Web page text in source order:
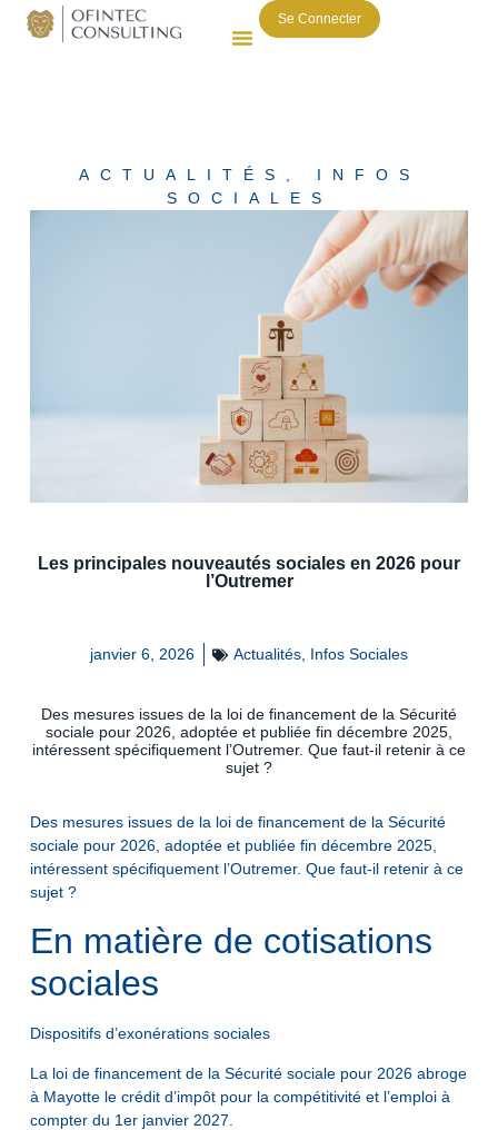
Se Connecter
ACTUALITÉS
INFOS
SOCIALES
Les principales nouveautés sociales en 2026 pour
l’Outremer
janvier 6, 2026 Actualités, Infos Sociales
Des mesures issues de la loi de financement de la Sécurité
sociale pour 2026, adoptée et publiée fin décembre 2025,
intéressent spécifiquement l’Outremer. Que faut-il retenir à ce
sujet ?
Des mesures issues de la loi de financement de la Sécurité
sociale pour 2026, adoptée et publiée fin décembre 2025,
intéressent spécifiquement l’Outremer. Que faut-il retenir à ce
sujet ?
En matière de cotisations
sociales
Dispositifs d’exonérations sociales
La loi de financement de la Sécurité sociale pour 2026 abroge
à Mayotte le crédit d’impôt pour la compétitivité et l’emploi à
compter du 1er janvier 2027.